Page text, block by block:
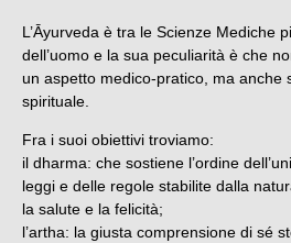
L’Āyurveda è tra le Scienze Mediche
dell’uomo e la sua peculiarità è che
un aspetto medico-pratico, ma anche
spirituale.
Fra i suoi obiettivi troviamo:
il dharma: che sostiene l’ordine
leggi e delle regole stabilite dalla
la salute e la felicità;
l’artha: la giusta comprensione di sé